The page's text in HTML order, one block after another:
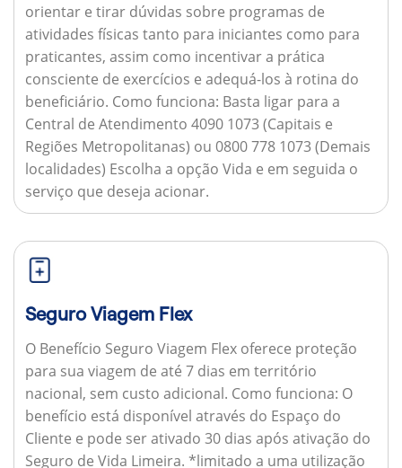
orientar e tirar dúvidas sobre programas de
atividades físicas tanto para iniciantes como para
praticantes, assim como incentivar a prática
consciente de exercícios e adequá-los à rotina do
beneficiário. Como funciona: Basta ligar para a
Central de Atendimento 4090 1073 (Capitais e
Regiões Metropolitanas) ou 0800 778 1073 (Demais
localidades) Escolha a opção Vida e em seguida o
serviço que deseja acionar.
Seguro Viagem Flex
O Benefício Seguro Viagem Flex oferece proteção
para sua viagem de até 7 dias em território
nacional, sem custo adicional. Como funciona: O
benefício está disponível através do Espaço do
Cliente e pode ser ativado 30 dias após ativação do
Seguro de Vida Limeira. *limitado a uma utilização